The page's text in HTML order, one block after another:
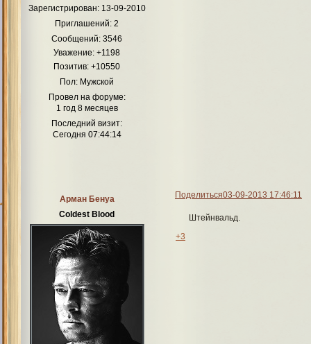
Как театр начинается с вешалки, так Приют для многих его
Зарегистрирован: 13-09-2010
Приглашений: 2
Сообщений: 3546
Уважение: +1198
Позитив: +10550
Пол: Мужской
Провел на форуме:
1 год 8 месяцев
Последний визит:
Сегодня 07:44:14
Поделиться03-09-2013 17:46:11
Арман Бенуа
Coldest Blood
Штейнвальд.
+3